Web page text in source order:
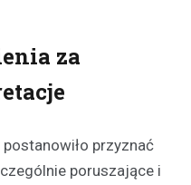
za
przyznać
poruszające i